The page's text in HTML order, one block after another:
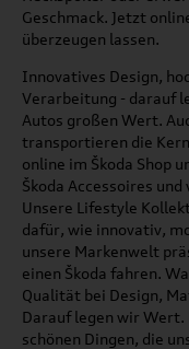
Geschmack. Jetzt
überzeugen lassen.
Innovatives Design,
Verarbeitung - darauf
Autos großen Wert.
transportieren die
online im Škoda Shop
Škoda Accessoires
Unsere Lifestyle
dafür, wie innovativ,
unsere Markenwelt
einen Škoda fahren.
Qualität bei Design,
Darauf legen wir Wert.
schönen Dingen, die